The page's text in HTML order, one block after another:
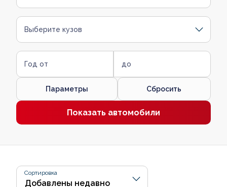
Выберите кузов
Год от до
Параметры Сбросить
Показать автомобили
Сортировка